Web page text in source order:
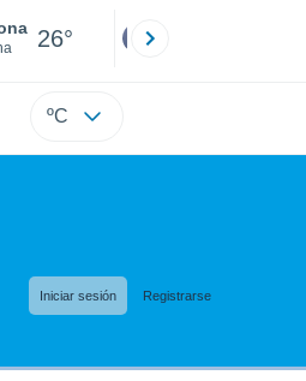
26°
ºC
Iniciar sesión Registrarse